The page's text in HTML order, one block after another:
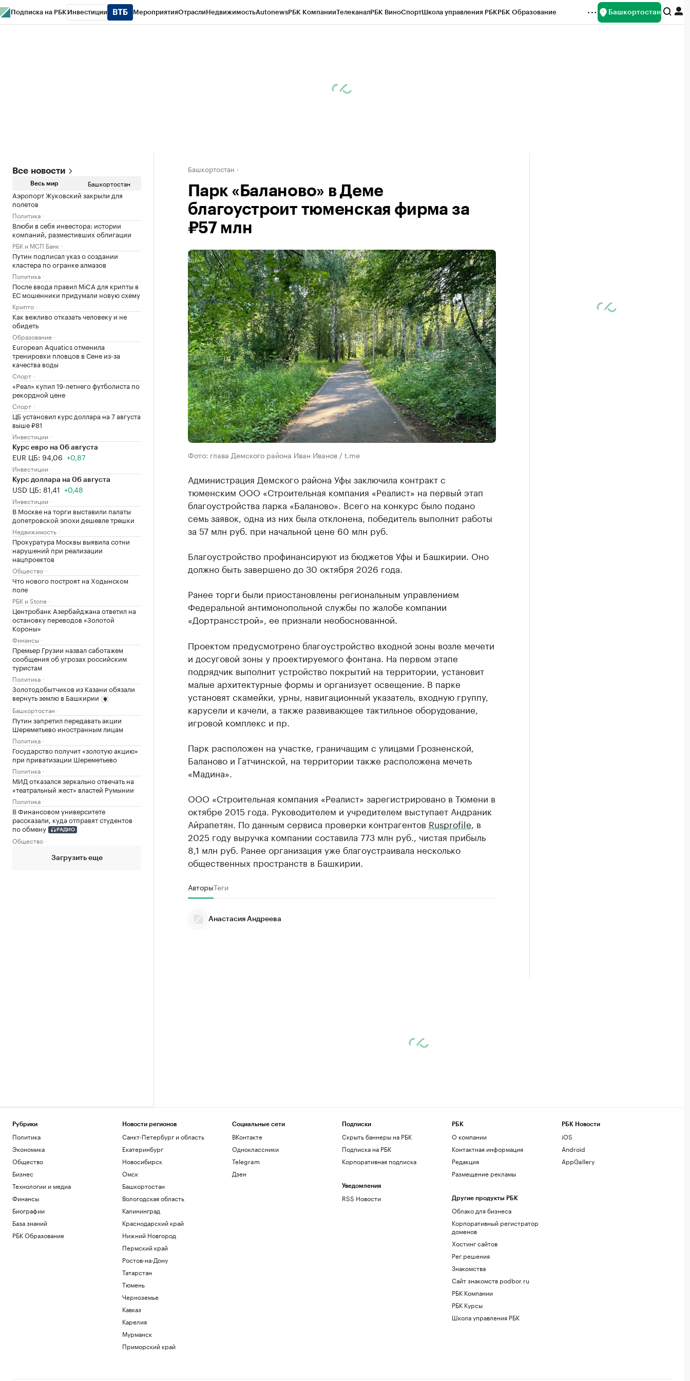
Подписка на РБК Инвестиции МероприятияОтраслиНедвижимостьAutonewsРБК КомпанииТелеканалРБК ВиноСпортШкола управления РБКРБК Образование Башкортостан
Все новости
Весь мир Башкортостан
Аэропорт Жуковский закрыли для
полетов
Политика
Влюби в себя инвестора: истории
компаний, разместивших облигации
РБК и МСП Банк
Путин подписал указ о создании
кластера по огранке алмазов
Политика
После ввода правил MiCA для крипты в
ЕС мошенники придумали новую схему
Крипто
Как вежливо отказать человеку и не
обидеть
Образование
European Aquatics отменила
тренировки пловцов в Сене из-за
качества воды
Спорт
«Реал» купил 19-летнего футболиста по
рекордной цене
Спорт
ЦБ установил курс доллара на 7 августа
выше ₽81
Инвестиции
Курс евро на 06 августа
EUR ЦБ: 94,06 +0,87
Инвестиции
Курс доллара на 06 августа
USD ЦБ: 81,41 +0,48
Инвестиции
В Москве на торги выставили палаты
допетровской эпохи дешевле трешки
Недвижимость
Прокуратура Москвы выявила сотни
нарушений при реализации
нацпроектов
Общество
Что нового построят на Ходынском
поле
РБК и Stone
Центробанк Азербайджана ответил на
остановку переводов «Золотой
Короны»
Финансы
Премьер Грузии назвал саботажем
сообщения об угрозах российским
туристам
Политика
Золотодобытчиков из Казани обязали
вернуть землю в Башкирии
Башкортостан
Путин запретил передавать акции
Шереметьево иностранным лицам
Политика
Государство получит «золотую акцию»
при приватизации Шереметьево
Политика
МИД отказался зеркально отвечать на
«театральный жест» властей Румынии
Политика
В Финансовом университете
рассказали, куда отправят студентов
по обмену
РАДИО
Общество
Загрузить еще
Башкортостан
Парк «Баланово» в Деме
благоустроит тюменская фирма за
₽57 млн
Фото: глава Демского района Иван Иванов / t.me
Администрация Демского района Уфы заключила контракт с
тюменским ООО «Строительная компания «Реалист» на первый этап
благоустройства парка «Баланово». Всего на конкурс было подано
семь заявок, одна из них была отклонена, победитель выполнит работы
за 57 млн руб. при начальной цене 60 млн руб.
Благоустройство профинансируют из бюджетов Уфы и Башкирии. Оно
должно быть завершено до 30 октября 2026 года.
Ранее торги были приостановлены региональным управлением
Федеральной антимонопольной службы по жалобе компании
«Дортрансстрой», ее признали необоснованной.
Проектом предусмотрено благоустройство входной зоны возле мечети
и досуговой зоны у проектируемого фонтана. На первом этапе
подрядчик выполнит устройство покрытий на территории, установит
малые архитектурные формы и организует освещение. В парке
установят скамейки, урны, навигационный указатель, входную группу,
карусели и качели, а также развивающее тактильное оборудование,
игровой комплекс и пр.
Парк расположен на участке, граничащим с улицами Грозненской,
Баланово и Гатчинской, на территории также расположена мечеть
«Мадина».
ООО «Строительная компания «Реалист» зарегистрировано в Тюмени в
октябре 2015 года. Руководителем и учредителем выступает Андраник
Айрапетян. По данным сервиса проверки контрагентов Rusprofile , в
2025 году выручка компании составила 773 млн руб., чистая прибыль
8,1 млн руб. Ранее организация уже благоустраивала несколько
общественных пространств в Башкирии.
АвторыТеги
Анастасия Андреева
Рубрики
Политика
Экономика
Общество
Бизнес
Технологии и медиа
Финансы
Биографии
База знаний
РБК Образование
Новости регионов
Санкт-Петербург и область
Екатеринбург
Новосибирск
Омск
Башкортостан
Вологодская область
Калининград
Краснодарский край
Нижний Новгород
Пермский край
Ростов-на-Дону
Татарстан
Тюмень
Черноземье
Кавказ
Карелия
Мурманск
Приморский край
Социальные сети
ВКонтакте
Одноклассники
Telegram
Дзен
Подписки
Скрыть баннеры на РБК
Подписка на РБК
Корпоративная подписка
Уведомления
RSS Новости
РБК
О компании
Контактная информация
Редакция
Размещение рекламы
Другие продукты РБК
Облако для бизнеса
Корпоративный регистратор
доменов
Хостинг сайтов
Рег.решения
Знакомства
Сайт знакомств podbor.ru
РБК Компании
РБК Курсы
Школа управления РБК
РБК Новости
iOS
Android
AppGallery